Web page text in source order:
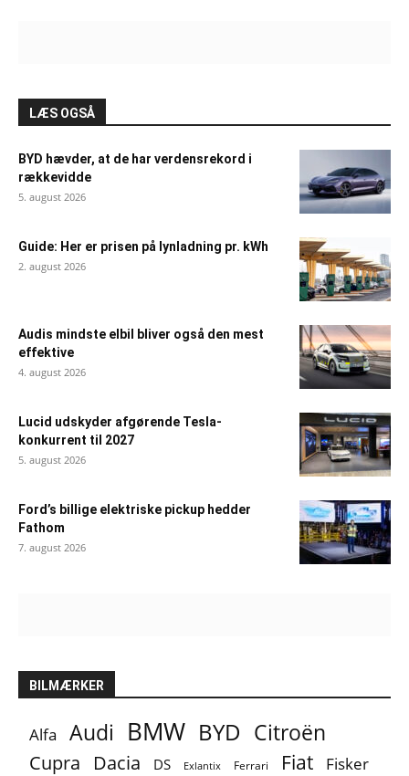
LÆS OGSÅ
BYD hævder, at de har verdensrekord i
rækkevidde
5. august 2026
Guide: Her er prisen på lynladning pr. kWh
2. august 2026
Audis mindste elbil bliver også den mest
effektive
4. august 2026
Lucid udskyder afgørende Tesla-
konkurrent til 2027
5. august 2026
Ford’s billige elektriske pickup hedder
Fathom
7. august 2026
BILMÆRKER
Alfa Audi BMW BYD Citroën
Cupra Dacia DS Exlantix Ferrari Fiat Fisker